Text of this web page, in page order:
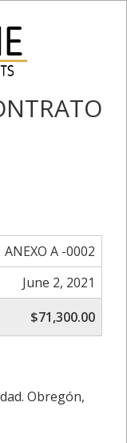
ANEXO A -0002
June 2, 2021
$71,300.00
Obregón,